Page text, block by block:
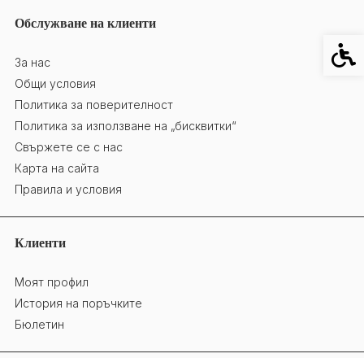
Обслужване на клиенти
За нас
Общи условия
Политика за поверителност
Политика за използване на „бисквитки“
Свържете се с нас
Карта на сайта
Правила и условия
Клиенти
Моят профил
История на поръчките
Бюлетин